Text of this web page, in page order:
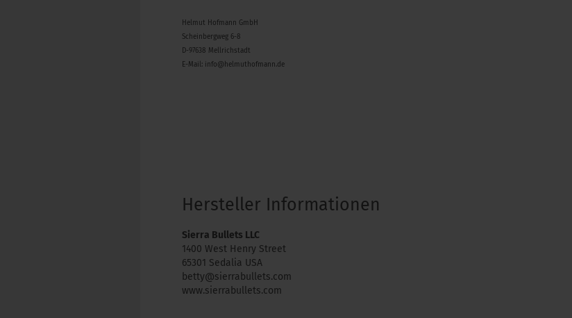
Helmut Hofmann GmbH
Scheinbergweg 6-8
D-97638 Mellrichstadt
E-Mail: info@helmuthofmann.de
Hersteller Informationen
Sierra Bullets LLC
1400 West Henry Street
65301 Sedalia USA
betty@sierrabullets.com
www.sierrabullets.com